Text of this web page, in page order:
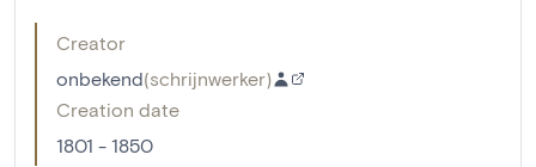
Creator
onbekend(schrijnwerker)
Creation date
1801 - 1850